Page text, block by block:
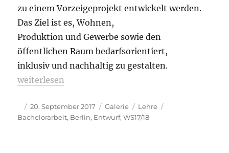
zu einem Vorzeigeprojekt entwickelt werden.
Das Ziel ist es, Wohnen,
Produktion und Gewerbe sowie den
öffentlichen Raum bedarfsorientiert,
inklusiv und nachhaltig zu gestalten.
„BERLIN BOTTOM UP.“
weiterlesen
Autor
Veröffentlicht
am
20. September 2017 Format
Galerie Kategorien
Lehre
Bachelorarbeit, Berlin, Entwurf,WS17/18